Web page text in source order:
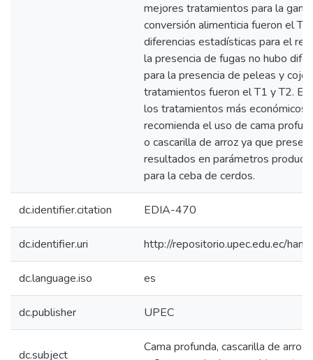
mejores tratamientos para la
conversión alimenticia fueron el
diferencias estadísticas para el
la presencia de fugas no hubo
para la presencia de peleas y
tratamientos fueron el T1 y T2. En
los tratamientos más económicos
recomienda el uso de cama
o cascarilla de arroz ya que
resultados en parámetros
para la ceba de cerdos.
dc.identifier.citation EDIA-470
dc.identifier.uri http://repositorio.upec.edu.ec/
dc.language.iso es
dc.publisher UPEC
dc.subject
Cama profunda, cascarilla de